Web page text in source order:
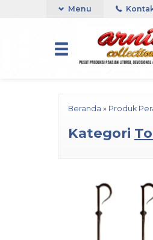
TOKO ARNIE COLLECTION-BORO,
Menu
Beranda » Produk
Kategori